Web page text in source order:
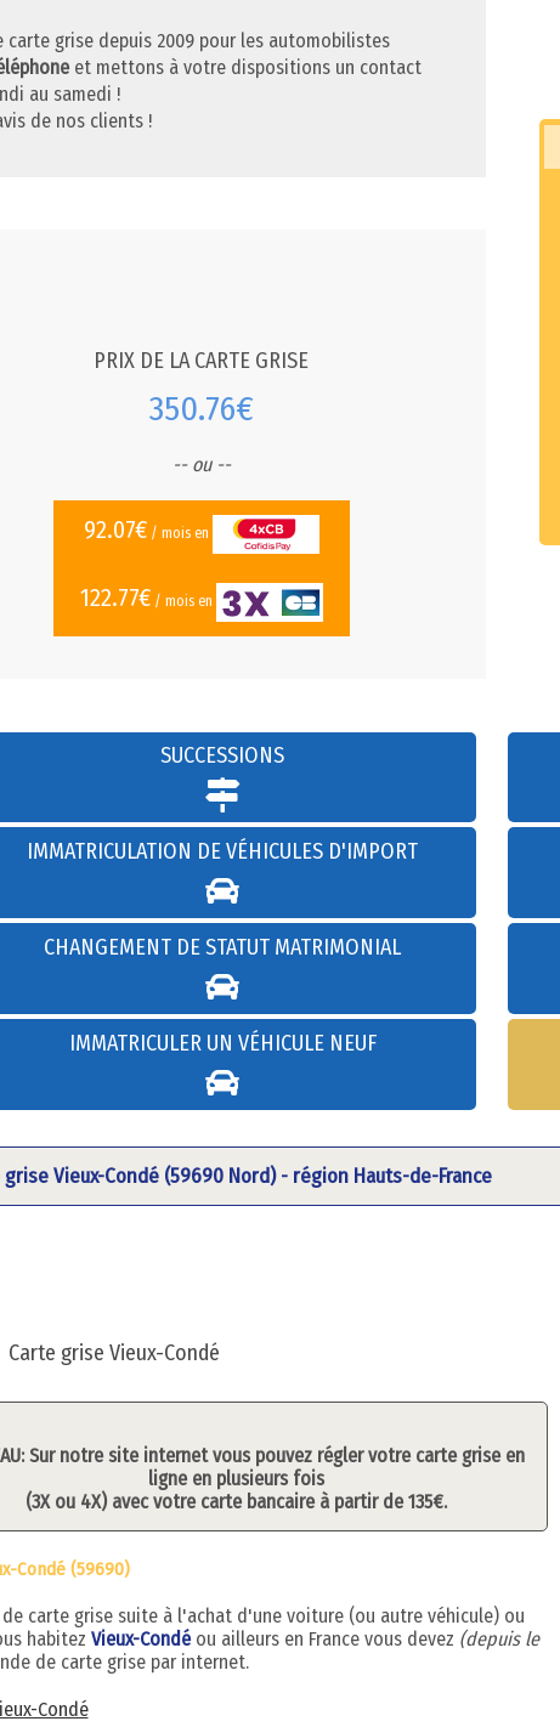
grise depuis 2009 pour les automobilistes
et mettons à votre dispositions un contact
au samedi !
de nos clients !
PRIX DE LA CARTE GRISE
350.76€
-- ou --
92.07€/ mois en
122.77€/ mois en
SUCCESSIONS
IMMATRICULATION DE VÉHICULES D'IMPORT
CHANGEMENT DE STATUT MATRIMONIAL
IMMATRICULER UN VÉHICULE NEUF
grise Vieux-Condé (59690 Nord) - région Hauts-de-France
Carte grise Vieux-Condé
Sur notre site internet vous pouvez régler votre carte grise en
ligne en plusieurs fois
(3X ou 4X) avec votre carte bancaire à partir de 135€.
Condé (59690)
carte grise suite à l'achat d'une voiture (ou autre véhicule) ou
habitez Vieux-Condé ou ailleurs en France vous devez (depuis le
de carte grise par internet.
Condé